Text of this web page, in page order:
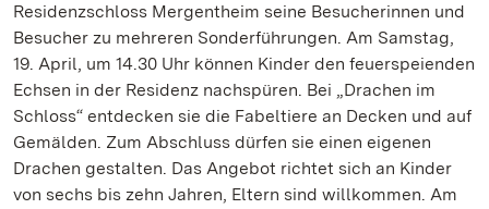
Residenzschloss Mergentheim seine Besucherinnen und
Besucher zu mehreren Sonderführungen. Am Samstag,
19. April, um 14.30 Uhr können Kinder den feuerspeienden
Echsen in der Residenz nachspüren. Bei „Drachen im
Schloss“ entdecken sie die Fabeltiere an Decken und auf
Gemälden. Zum Abschluss dürfen sie einen eigenen
Drachen gestalten. Das Angebot richtet sich an Kinder
von sechs bis zehn Jahren, Eltern sind willkommen. Am